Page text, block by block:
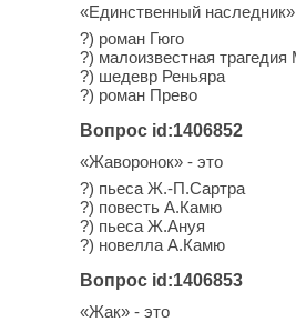
«Единственный
?) роман Гюго
?) малоизвестная
?) шедевр Реньяра
?) роман Прево
Вопрос id:1406852
«Жаворонок» - это
?) пьеса Ж.-П.Сартра
?) повесть А.Камю
?) пьеса Ж.Ануя
?) новелла А.Камю
Вопрос id:1406853
«Жак» - это